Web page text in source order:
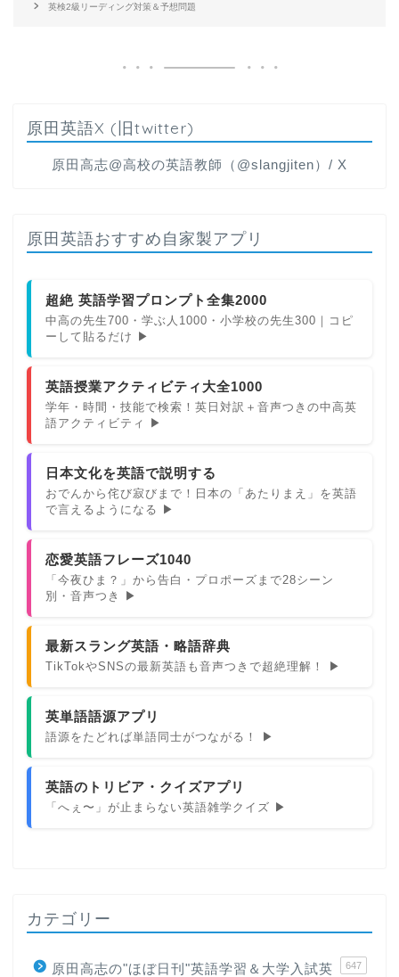
英検2級リーディング対策＆予想問題
原田英語X (旧twitter)
原田高志@高校の英語教師（@slangjiten）/ X
原田英語おすすめ自家製アプリ
超絶 英語学習プロンプト全集2000
中高の先生700・学ぶ人1000・小学校の先生300｜コピ
ーして貼るだけ ▶
英語授業アクティビティ大全1000
学年・時間・技能で検索！英日対訳＋音声つきの中高英
語アクティビティ ▶
日本文化を英語で説明する
おでんから侘び寂びまで！日本の「あたりまえ」を英語
で言えるようになる ▶
恋愛英語フレーズ1040
「今夜ひま？」から告白・プロポーズまで28シーン
別・音声つき ▶
最新スラング英語・略語辞典
TikTokやSNSの最新英語も音声つきで超絶理解！ ▶
英単語語源アプリ
語源をたどれば単語同士がつながる！ ▶
英語のトリビア・クイズアプリ
「へぇ〜」が止まらない英語雑学クイズ ▶
カテゴリー
原田高志の"ほぼ日刊"英語学習＆大学入試英
647